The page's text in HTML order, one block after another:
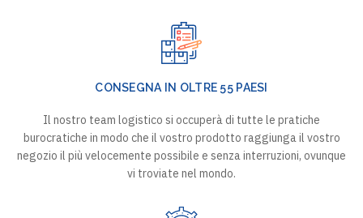
CONSEGNA IN OLTRE 55 PAESI
Il nostro team logistico si occuperà di tutte le pratiche
burocratiche in modo che il vostro prodotto raggiunga il vostro
negozio il più velocemente possibile e senza interruzioni, ovunque
vi troviate nel mondo.